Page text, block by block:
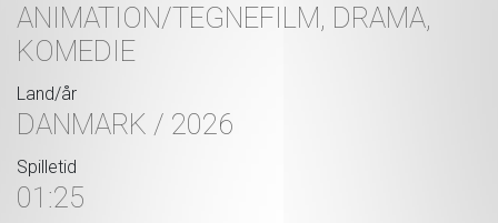
ANIMATION/TEGNEFILM, DRAMA,
KOMEDIE
Land/år
DANMARK / 2026
Spilletid
01:25